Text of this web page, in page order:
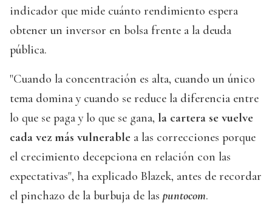
indicador que mide cuánto rendimiento espera
obtener un inversor en bolsa frente a la deuda
pública.
"Cuando la concentración es alta, cuando un único
tema domina y cuando se reduce la diferencia entre
lo que se paga y lo que se gana, la cartera se vuelve
cada vez más vulnerable a las correcciones porque
el crecimiento decepciona en relación con las
expectativas", ha explicado Blazek, antes de recordar
el pinchazo de la burbuja de las puntocom.